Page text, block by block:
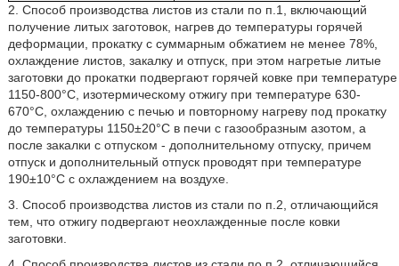
2. Способ производства листов из стали по п.1, включающий
получение литых заготовок, нагрев до температуры горячей
деформации, прокатку с суммарным обжатием не менее 78%,
охлаждение листов, закалку и отпуск, при этом нагретые литые
заготовки до прокатки подвергают горячей ковке при температуре
1150-800°C, изотермическому отжигу при температуре 630-
670°C, охлаждению с печью и повторному нагреву под прокатку
до температуры 1150±20°C в печи с газообразным азотом, а
после закалки с отпуском - дополнительному отпуску, причем
отпуск и дополнительный отпуск проводят при температуре
190±10°C с охлаждением на воздухе.
3. Способ производства листов из стали по п.2, отличающийся
тем, что отжигу подвергают неохлажденные после ковки
заготовки.